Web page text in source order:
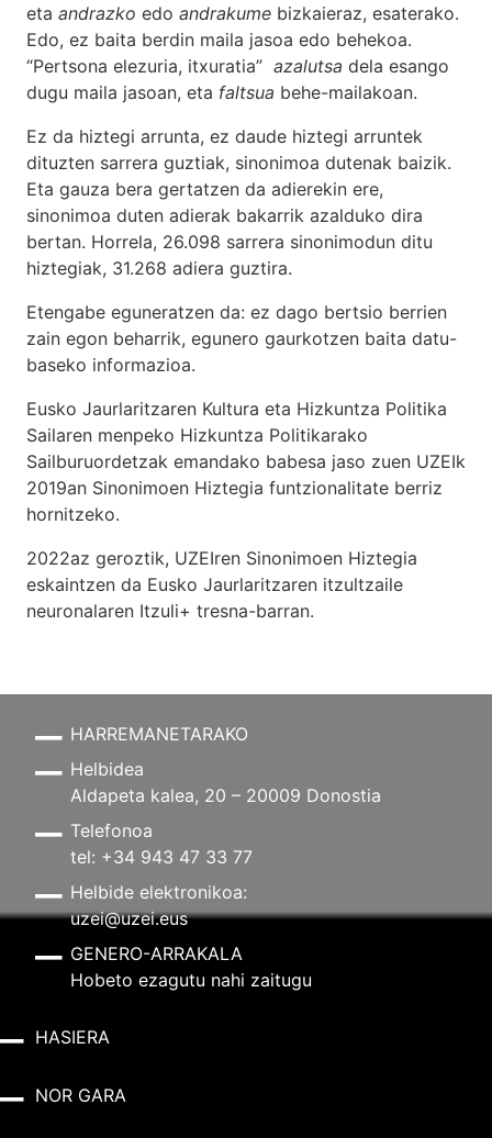
eta andrazko edo andrakume bizkaieraz, esaterako.
Edo, ez baita berdin maila jasoa edo behekoa.
“Pertsona elezuria, itxuratia” azalutsa dela esango
dugu maila jasoan, eta faltsua behe-mailakoan.
Ez da hiztegi arrunta, ez daude hiztegi arruntek
dituzten sarrera guztiak, sinonimoa dutenak baizik.
Eta gauza bera gertatzen da adierekin ere,
sinonimoa duten adierak bakarrik azalduko dira
bertan. Horrela, 26.098 sarrera sinonimodun ditu
hiztegiak, 31.268 adiera guztira.
Etengabe eguneratzen da: ez dago bertsio berrien
zain egon beharrik, egunero gaurkotzen baita datu-
baseko informazioa.
Eusko Jaurlaritzaren Kultura eta Hizkuntza Politika
Sailaren menpeko Hizkuntza Politikarako
Sailburuordetzak emandako babesa jaso zuen UZEIk
2019an Sinonimoen Hiztegia funtzionalitate berriz
hornitzeko.
2022az geroztik, UZEIren Sinonimoen Hiztegia
eskaintzen da Eusko Jaurlaritzaren itzultzaile
neuronalaren Itzuli+ tresna-barran.
HARREMANETARAKO
Helbidea
Aldapeta kalea, 20 – 20009 Donostia
Telefonoa
tel: +34 943 47 33 77
Helbide elektronikoa:
uzei@uzei.eus
GENERO-ARRAKALA
Hobeto ezagutu nahi zaitugu
HASIERA
NOR GARA